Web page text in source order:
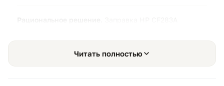
Рациональное решение.
оригинала. Оригинальный корпус 83A обладает
хорошим запасом прочности и рассчитан на
Читать полностью